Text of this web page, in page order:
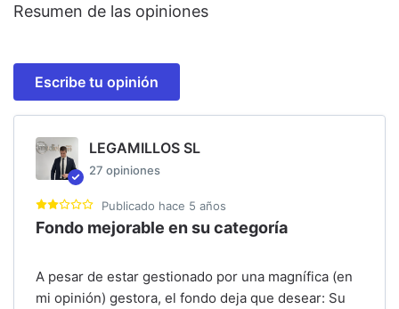
Resumen de las opiniones
Escribe tu opinión
LEGAMILLOS SL
27 opiniones
Publicado hace 5 años
Fondo mejorable en su categoría
A pesar de estar gestionado por una magnífica (en
mi opinión) gestora, el fondo deja que desear: Su